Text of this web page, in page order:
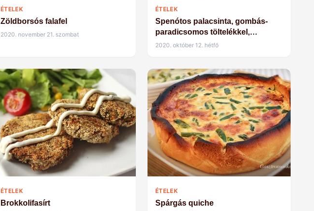
ÉTELEK
Zöldborsós falafel
2020. november 21. szombat
ÉTELEK
Spenótos palacsinta, gombás-
paradicsomos töltelékkel,
kéksajtmártással
2020. október 12. hétfő
ÉTELEK
Brokkolifasírt
ÉTELEK
Spárgás quiche